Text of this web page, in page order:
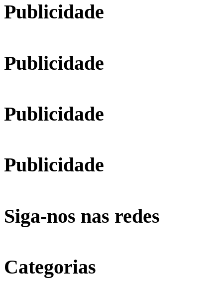
Publicidade
Publicidade
Publicidade
Publicidade
Siga-nos nas redes
Categorias